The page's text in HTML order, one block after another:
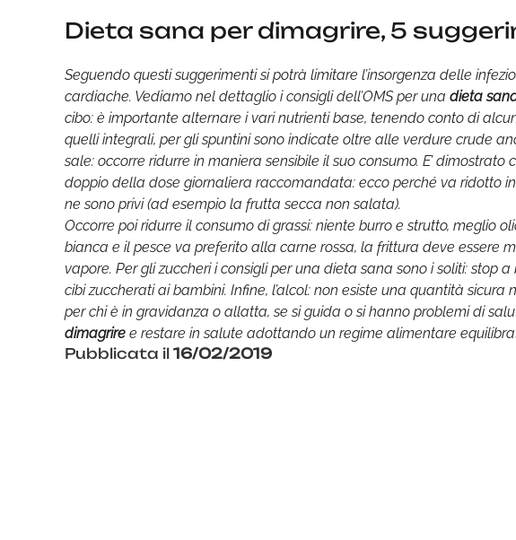
Dieta sana per dimagrire, 5
Seguendo questi suggerimenti si potrà limitare l’insorgenza delle
cardiache. Vediamo nel dettaglio i consigli dell’OMS per una dieta
cibo: è importante alternare i vari nutrienti base, tenendo conto di
quelli integrali, per gli spuntini sono indicate oltre alle verdure crude
sale: occorre ridurre in maniera sensibile il suo consumo. E’
doppio della dose giornaliera raccomandata: ecco perché va ridotto
ne sono privi (ad esempio la frutta secca non salata).
Occorre poi ridurre il consumo di grassi: niente burro e strutto, meglio
bianca e il pesce va preferito alla carne rossa, la frittura deve essere
vapore. Per gli zuccheri i consigli per una dieta sana sono i soliti: stop
cibi zuccherati ai bambini. Infine, l’alcol: non esiste una quantità
per chi è in gravidanza o allatta, se si guida o si hanno problemi di
dimagrire e restare in salute adottando un regime alimentare
Pubblicata il 16/02/2019